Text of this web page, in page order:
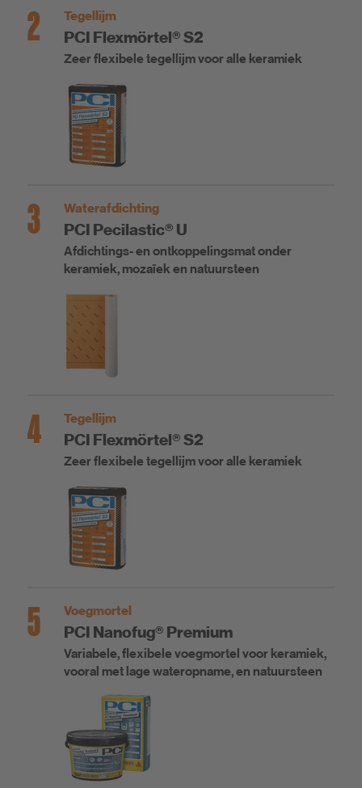
2 Tegellijm
PCI Flexmörtel® S2
Zeer flexibele tegellijm voor alle keramiek
3 Waterafdichting
PCI Pecilastic® U
Afdichtings- en ontkoppelingsmat onder
keramiek, mozaïek en natuursteen
4 Tegellijm
PCI Flexmörtel® S2
Zeer flexibele tegellijm voor alle keramiek
5 Voegmortel
PCI Nanofug® Premium
Variabele, flexibele voegmortel voor keramiek,
vooral met lage wateropname, en natuursteen